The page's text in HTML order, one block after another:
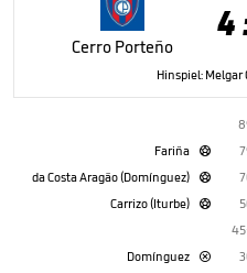
Cerro Porteño
4
Hinspiel: Melgar
Fariña

da Costa Aragão (Domínguez)

Carrizo (Iturbe)

Domínguez
